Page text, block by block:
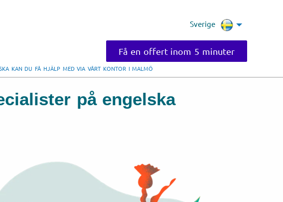
Sverige
Få en offert inom 5 minuter
KAN DU FÅ HJÄLP MED VIA VÅRT KONTOR I MALMÖ
på engelska